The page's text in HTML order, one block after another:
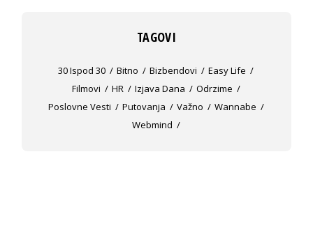
TAGOVI
30 Ispod 30 Bitno Bizbendovi
Easy Life
Filmovi
HR Izjava Dana
Odrzime
Poslovne Vesti
Putovanja Važno
Wannabe
Webmind